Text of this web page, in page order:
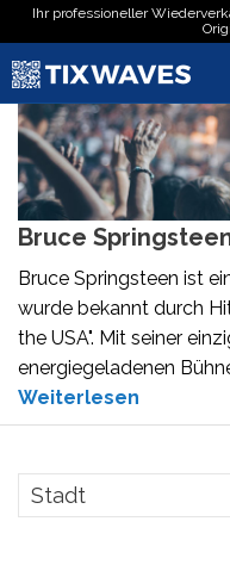
Ihr professioneller
Bruce
Bruce Springsteen ist
wurde bekannt durch
the USA". Mit seiner
energiegeladenen
Weiterlesen
Stadt